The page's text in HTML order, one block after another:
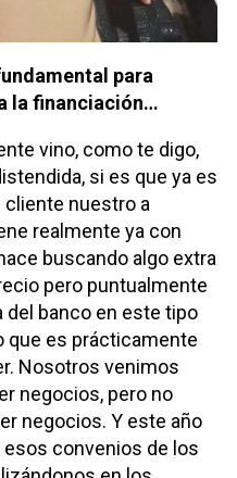
para
la financiación…
vino, como te digo,
si es que ya es
nuestro a
realmente ya con
buscando algo extra
pero puntualmente
del banco en este tipo
que es prácticamente
Nosotros venimos
negocios, pero no
negocios. Y este año
convenios de los